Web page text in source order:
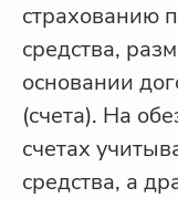
страхованию
средства,
основании
(счета). На
счетах
средства, а